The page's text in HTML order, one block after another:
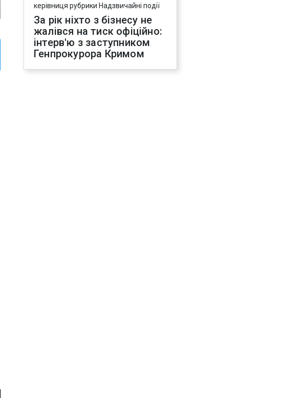
керівниця рубрики Надзвичайні події
За рік ніхто з бізнесу не
жалівся на тиск офіційно:
інтерв'ю з заступником
Генпрокурора Кримом